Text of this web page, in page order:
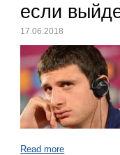
если
17.06.2018
Read more